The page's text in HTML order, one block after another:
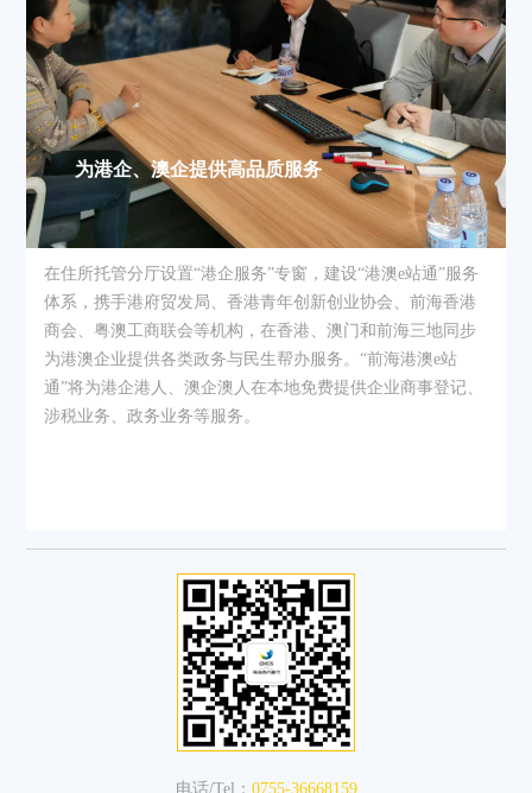
为港企、澳企提供高品质服务
在住所托管分厅设置“港企服务”专窗，建设“港澳e站通”服务
体系，携手港府贸发局、香港青年创新创业协会、前海香港
商会、粤澳工商联会等机构，在香港、澳门和前海三地同步
为港澳企业提供各类政务与民生帮办服务。 “前海港澳e站
通”将为港企港人、澳企澳人在本地免费提供企业商事登记、
涉税业务、政务业务等服务。
电话/Tel： 0755-36668159